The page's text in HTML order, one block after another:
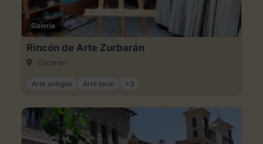
Galería
Rincón de Arte Zurbarán
Cáceres
Arte antiguo Arte local +3